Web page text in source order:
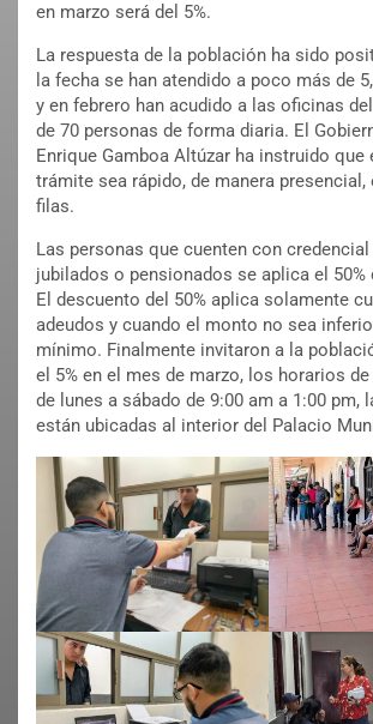
en marzo será del 5%.
La respuesta de la población ha sido
la fecha se han atendido a poco más de
y en febrero han acudido a las oficinas
de 70 personas de forma diaria. El
Enrique Gamboa Altúzar ha instruido que
trámite sea rápido, de manera presencial,
filas.
Las personas que cuenten con credencial
jubilados o pensionados se aplica el 50%
El descuento del 50% aplica solamente
adeudos y cuando el monto no sea
mínimo. Finalmente invitaron a la
el 5% en el mes de marzo, los horarios
de lunes a sábado de 9:00 am a 1:00 pm,
están ubicadas al interior del Palacio